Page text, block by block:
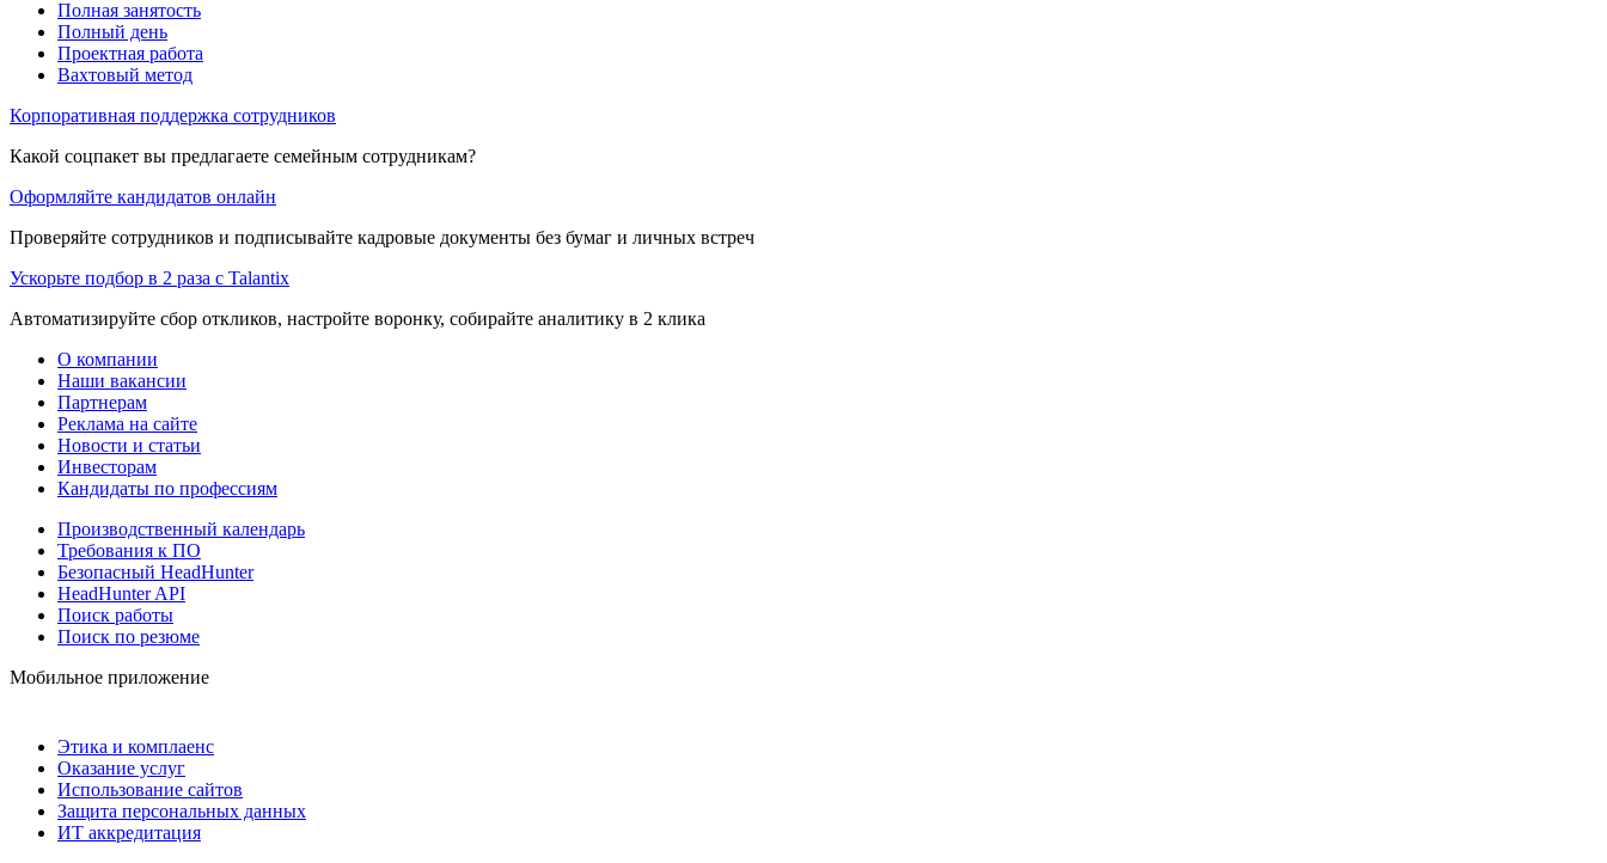
Полная занятость
Полный день
Проектная работа
Вахтовый метод
Корпоративная поддержка сотрудников
Какой соцпакет вы предлагаете семейным сотрудникам?
Оформляйте кандидатов онлайн
Проверяйте сотрудников и подписывайте кадровые документы без бумаг и личных встреч
Ускорьте подбор в 2 раза с Talantix
Автоматизируйте сбор откликов, настройте воронку, собирайте аналитику в 2 клика
О компании
Наши вакансии
Партнерам
Реклама на сайте
Новости и статьи
Инвесторам
Кандидаты по профессиям
Производственный календарь
Требования к ПО
Безопасный HeadHunter
HeadHunter API
Поиск работы
Поиск по резюме
Мобильное приложение
Этика и комплаенс
Оказание услуг
Использование сайтов
Защита персональных данных
ИТ аккредитация